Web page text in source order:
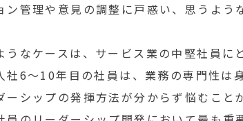
ン管理や意見の調整に戸惑い、思うよう
うなケースは、サービス業の中堅社員に
社6〜10年目の社員は、業務の専門性は
ーシップの発揮方法が分からず悩むこと